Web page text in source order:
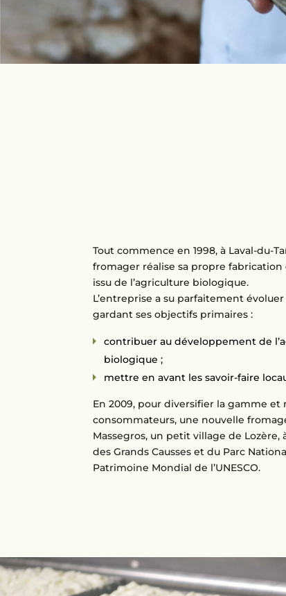
Tout commence en 1998, à Laval-du-
fromager réalise sa propre
issu de l’agriculture biologique.
L’entreprise a su parfaitement
gardant ses objectifs primaires :
contribuer au développement de
biologique ;
mettre en avant les savoir-faire
En 2009, pour diversifier la gamme
consommateurs, une nouvelle
Massegros, un petit village de
des Grands Causses et du Parc
Patrimoine Mondial de l’UNESCO.